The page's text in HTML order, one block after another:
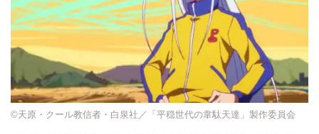
©天原・クール教信者・白泉社／「平穏世代の韋駄天達」製作委員会